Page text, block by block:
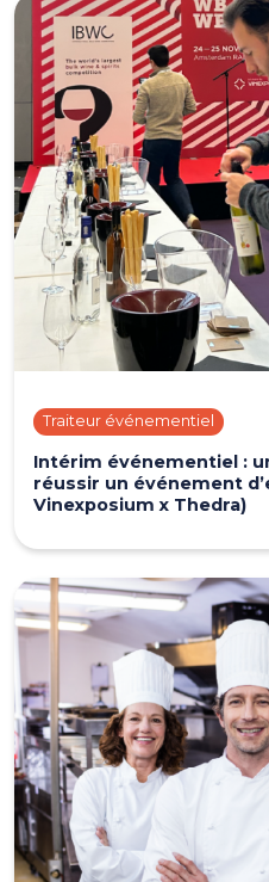
Traiteur événementiel
Intérim événementiel :
réussir un événement
Vinexposium x Thedra)